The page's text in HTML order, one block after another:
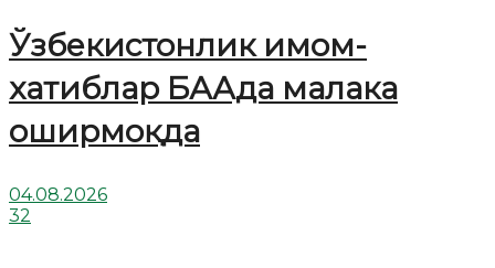
Ўзбекистонлик имом-
хатиблар БААда малака
оширмоқда
04.08.2026
32